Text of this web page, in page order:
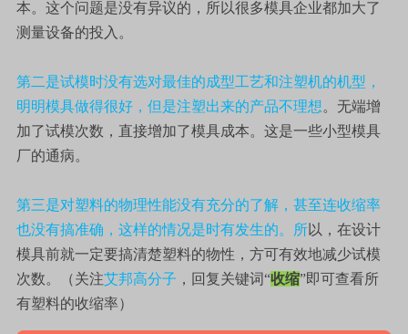
本。这个问题是没有异议的，所以很多模具企业都加大了
测量设备的投入。
第二是试模时没有选对最佳的成型工艺和注塑机的机型，
明明模具做得很好，但是注塑出来的产品不理想。无端增
加了试模次数，直接增加了模具成本。这是一些小型模具
厂的通病。
第三是对塑料的物理性能没有充分的了解，甚至连收缩率
也没有搞准确，这样的情况是时有发生的。所以，在设计
模具前就一定要搞清楚塑料的物性，方可有效地减少试模
次数。（关注艾邦高分子 ，回复关键词“收缩”即可查看所
有塑料的收缩率）